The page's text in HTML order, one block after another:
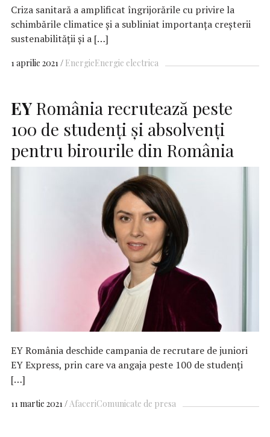
Criza sanitară a amplificat îngrijorările cu privire la
schimbările climatice și a subliniat importanța creșterii
sustenabilității și a […]
1 aprilie 2021 EnergieEnergie electrica
EYRomânia recrutează peste
100 de studenți și absolvenți
pentru birourile din România
EY România deschide campania de recrutare de juniori
EY Express, prin care va angaja peste 100 de studenți
[…]
11 martie 2021 AfaceriComunicate de presa